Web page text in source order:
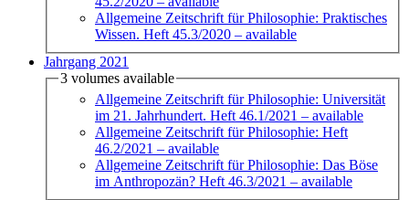
Allgemeine Zeitschrift für Philosophie: Praktisches
Wissen. Heft 45.3/2020 – available
Jahrgang 2021
3 volumes available
Allgemeine Zeitschrift für Philosophie: Universität
im 21. Jahrhundert. Heft 46.1/2021 – available
Allgemeine Zeitschrift für Philosophie: Heft
46.2/2021 – available
Allgemeine Zeitschrift für Philosophie: Das Böse
im Anthropozän? Heft 46.3/2021 – available